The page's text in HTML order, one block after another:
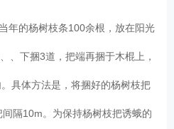
年的杨树枝条100余根，放在阳光
、下捆3道，把端再捆于木棍上，
具体方法是，将捆好的杨树枝把
隔10m。为保持杨树枝把诱蛾的